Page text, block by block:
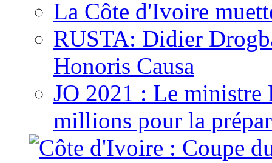
La Côte d'Ivoire
RUSTA: Didier
Honoris Causa
JO 2021 : Le ministre
millions pour la